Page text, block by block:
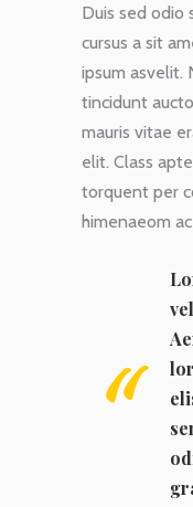
Duis sed odio
cursus a sit
ipsum asvelit.
tincidunt
mauris vitae
elit. Class
torquent per
himenaeom